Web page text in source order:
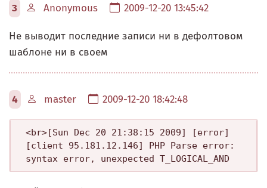
3 Anonymous 2009-12-20 13:45:42
Не выводит последние записи ни в дефолтовом
шаблоне ни в своем
4 master 2009-12-20 18:42:48
<br>[Sun Dec 20 21:38:15 2009] [error]
[client 95.181.12.146] PHP Parse error:
syntax error, unexpected T_LOGICAL_AND